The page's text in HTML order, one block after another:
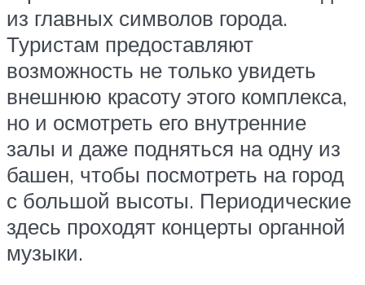
из главных символов города.
Туристам предоставляют
возможность не только увидеть
внешнюю красоту этого комплекса,
но и осмотреть его внутренние
залы и даже подняться на одну из
башен, чтобы посмотреть на город
с большой высоты. Периодические
здесь проходят концерты органной
музыки.